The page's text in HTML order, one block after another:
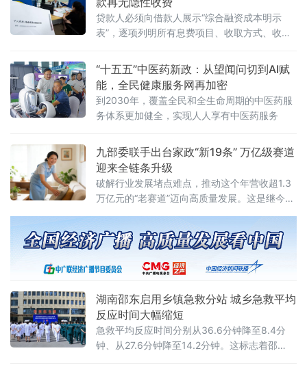
格说清所有成本过去，部分贷款机构在宣传中
刻意突出“低利
贷款人必须向借款人展示“综合融资成本明示
表”，逐项列明所有息费项目、收取方式、收取
项目外，不再收取其他任何息费”。这意味着，
长期困扰金融消费者的个人贷款息费“糊涂账”将
彻底成为历史。国家金融监督管理总局、中国
人民银行今年3月联合发布《个人贷款业务明示
综合融资成
“十五五”中医药新政：从望闻问切到AI赋
能，全民健康服务网再加密
到2030年，覆盖全民和全生命周期的中医药服
务体系更加健全，实现人人享有中医药服务
九部委联手出台家政“新19条” 万亿级赛道
迎来全链条升级
破解行业发展堵点难点，推动这个年营收超1.3
万亿元的“老赛道”迈向高质量发展。这是继今年
长点工作方案》后，家政服务领域落地的首份
专项政策。新政由商务部、国家发展改革委、
湖南邵东启用乡镇急救分站 城乡急救平均
反应时间大幅缩短
急救平均反应时间分别从36.6分钟降至8.4分
钟、从27.6分钟降至14.2分钟。这标志着邵